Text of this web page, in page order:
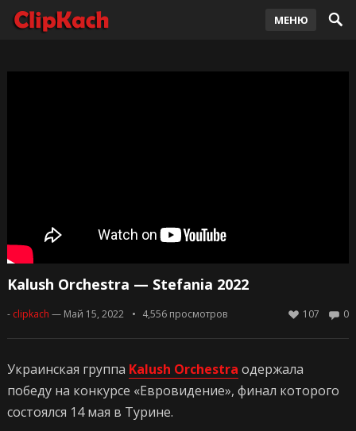
МЕНЮ
Kalush Orchestra — Stefania 2022
- clipkach — Май 15, 2022 4,556просмотров 0
107
Украинская группа Kalush Orchestra одержала
победу на конкурсе «Евровидение», финал которого
состоялся 14 мая в Турине.